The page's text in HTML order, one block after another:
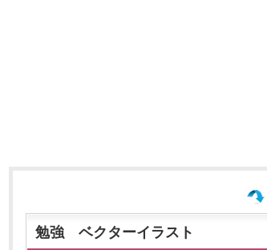
勉強 ベクターイラスト